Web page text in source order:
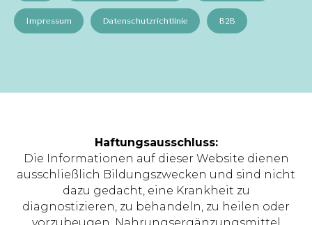
Impressum Datenschutzrichtlinie B2B
Haftungsausschluss:
Die Informationen auf dieser Website dienen
ausschließlich Bildungszwecken und sind nicht
dazu gedacht, eine Krankheit zu
diagnostizieren, zu behandeln, zu heilen oder